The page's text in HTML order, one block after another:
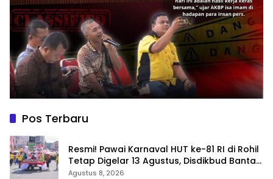
Pos Terbaru
Resmi! Pawai Karnaval HUT ke-81 RI di Rohil
Tetap Digelar 13 Agustus, Disdikbud Bantah
Hoaks Batal
Agustus 8, 2026